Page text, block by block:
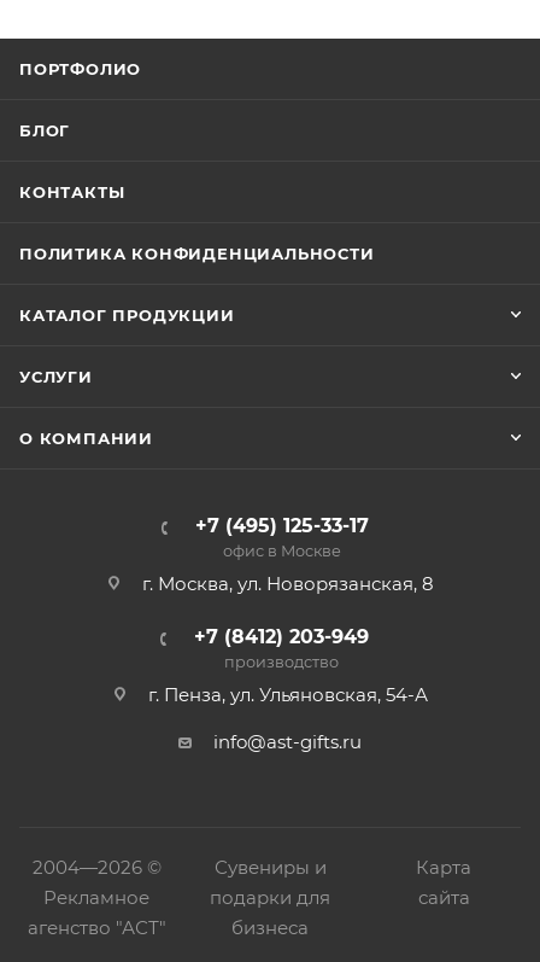
ПОРТФОЛИО
БЛОГ
КОНТАКТЫ
ПОЛИТИКА КОНФИДЕНЦИАЛЬНОСТИ
КАТАЛОГ ПРОДУКЦИИ
УСЛУГИ
О КОМПАНИИ
+7 (495) 125-33-17
офис в Москве
г. Москва, ул. Новорязанская, 8
+7 (8412) 203-949
производство
г. Пенза, ул. Ульяновская, 54-А
info@ast-gifts.ru
2004—2026 ©
Рекламное
агенство "АСТ"
Сувениры и
подарки для
бизнеса
Карта
сайта